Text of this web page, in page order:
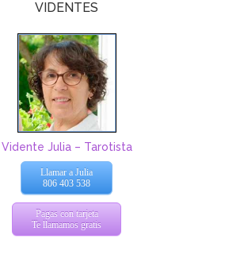
VIDENTES
Vidente Julia – Tarotista
Llamar a Julia
806 403 538
Pagas con tarjeta
Te llamamos gratis